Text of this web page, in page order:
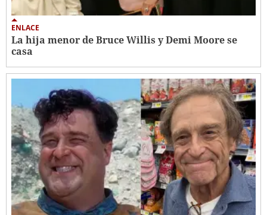
ENLACE
La hija menor de Bruce Willis y Demi Moore se
casa